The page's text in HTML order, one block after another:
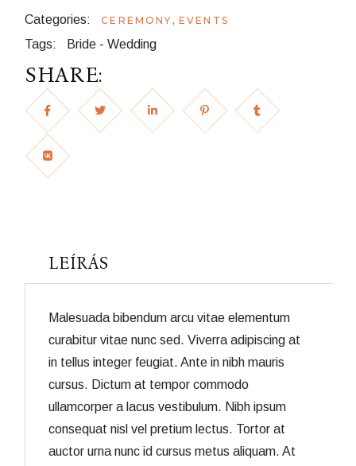
Categories:
CEREMONY ,EVENTS
Tags: Bride -Wedding
SHARE:
LEÍRÁS
Malesuada bibendum arcu vitae elementum
curabitur vitae nunc sed. Viverra adipiscing at
in tellus integer feugiat. Ante in nibh mauris
cursus. Dictum at tempor commodo
ullamcorper a lacus vestibulum. Nibh ipsum
consequat nisl vel pretium lectus. Tortor at
auctor urna nunc id cursus metus aliquam. At